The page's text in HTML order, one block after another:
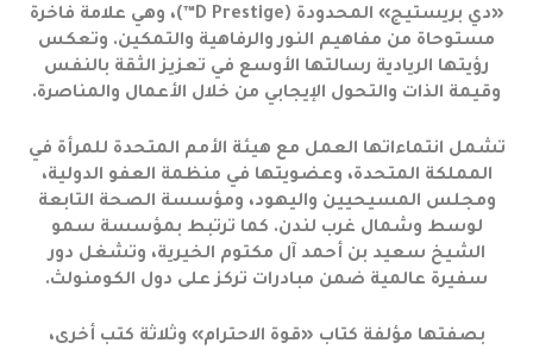
«دي بريستيج» المحدودة (D Prestige™️)، وهي علامة فاخرة
مستوحاة من مفاهيم النور والرفاهية والتمكين. وتعكس
رؤيتها الريادية رسالتها الأوسع في تعزيز الثقة بالنفس
وقيمة الذات والتحول الإيجابي من خلال الأعمال والمناصرة.
تشمل انتماءاتها العمل مع هيئة الأمم المتحدة للمرأة في
المملكة المتحدة، وعضويتها في منظمة العفو الدولية،
ومجلس المسيحيين واليهود، ومؤسسة الصحة التابعة
لوسط وشمال غرب لندن. كما ترتبط بمؤسسة سمو
الشيخ سعيد بن أحمد آل مكتوم الخيرية، وتشغل دور
سفيرة عالمية ضمن مبادرات تركز على دول الكومنولث.
بصفتها مؤلفة كتاب «قوة الاحترام» وثلاثة كتب أخرى،